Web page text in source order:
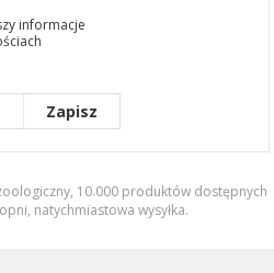
informacje
Zapisz
10.000 produktów dostępnych
natychmiastowa wysyłka.